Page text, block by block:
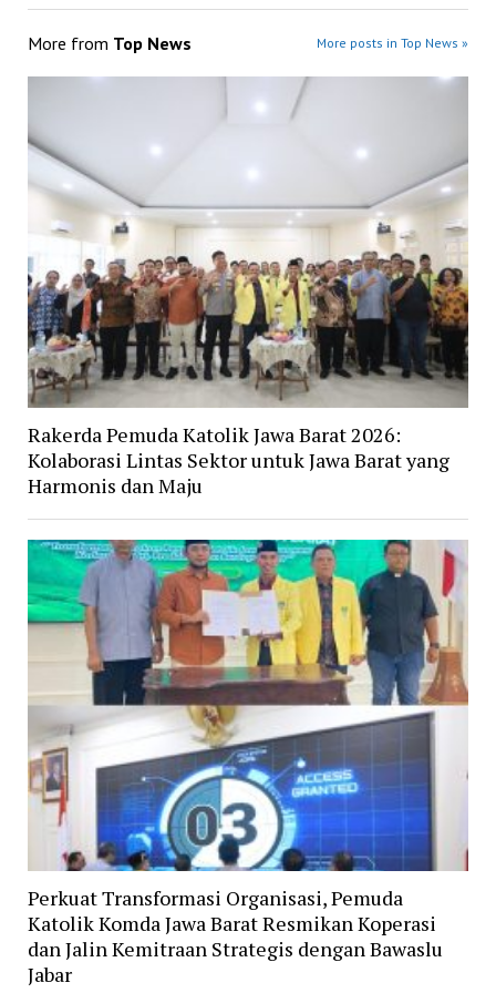
More from Top News More posts in Top News »
Rakerda Pemuda Katolik Jawa Barat 2026:
Kolaborasi Lintas Sektor untuk Jawa Barat yang
Harmonis dan Maju
Perkuat Transformasi Organisasi, Pemuda
Katolik Komda Jawa Barat Resmikan Koperasi
dan Jalin Kemitraan Strategis dengan Bawaslu
Jabar